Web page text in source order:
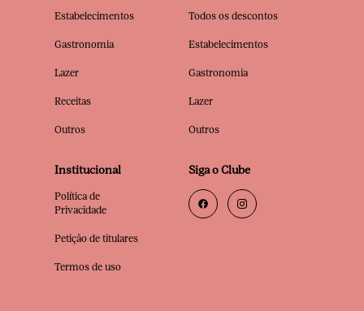
Estabelecimentos
Gastronomia
Lazer
Receitas
Outros
Todos os descontos
Estabelecimentos
Gastronomia
Lazer
Outros
Institucional
Política de
Privacidade
Petição de titulares
Termos de uso
Siga o Clube